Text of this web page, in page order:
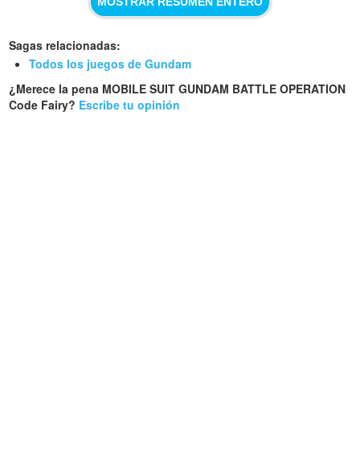
Sagas relacionadas:
Todos los juegos de Gundam
¿Merece la pena MOBILE SUIT GUNDAM BATTLE OPERATION
Code Fairy? Escribe tu opinión